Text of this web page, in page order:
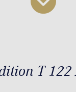
T 122